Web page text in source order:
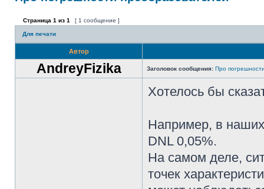
Страница 1 из 1 [ 1 сообщение ]
Для печати
Автор
AndreyFizika Заголовок сообщения: Про
Хотелось бы
Например, в
DNL 0,05%.
На самом деле,
точек